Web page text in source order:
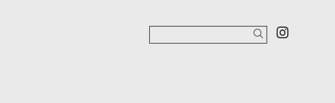
Link a
Cercar